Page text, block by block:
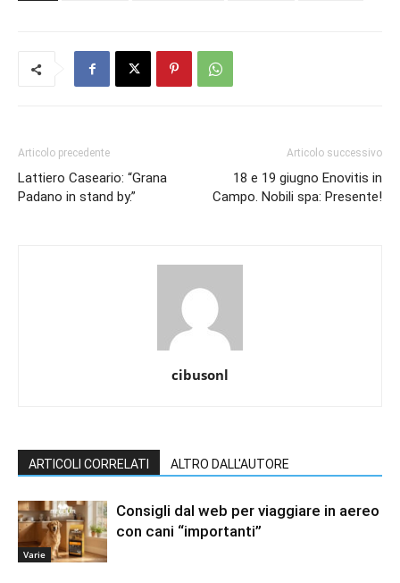
Articolo precedente
Lattiero Caseario: “Grana
Padano in stand by.”
Articolo successivo
18 e 19 giugno Enovitis in
Campo. Nobili spa: Presente!
cibusonl
ARTICOLI CORRELATI ALTRO DALL'AUTORE
Varie
Consigli dal web per viaggiare in aereo
con cani “importanti”